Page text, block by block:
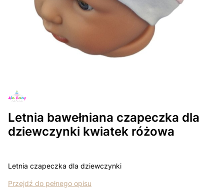
Letnia bawełniana czapeczka dla
dziewczynki kwiatek różowa
Letnia czapeczka dla dziewczynki
Przejdź do pełnego opisu